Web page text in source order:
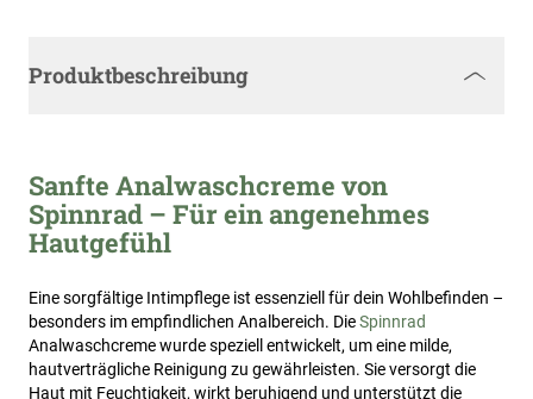
Produktbeschreibung
Sanfte Analwaschcreme von
Spinnrad – Für ein angenehmes
Hautgefühl
Eine sorgfältige Intimpflege ist essenziell für dein Wohlbefinden –
besonders im empfindlichen Analbereich. DieSpinnrad
Analwaschcreme wurde speziell entwickelt, um eine milde,
hautverträgliche Reinigung zu gewährleisten. Sie versorgt die
Haut mit Feuchtigkeit, wirkt beruhigend und unterstützt die